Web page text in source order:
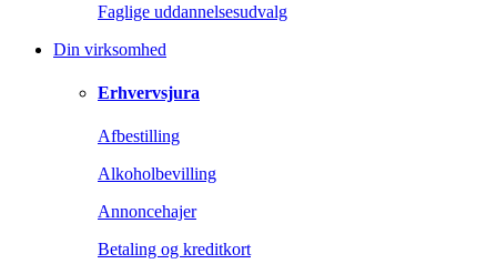
Faglige uddannelsesudvalg
Din virksomhed
Erhvervsjura
Afbestilling
Alkoholbevilling
Annoncehajer
Betaling og kreditkort